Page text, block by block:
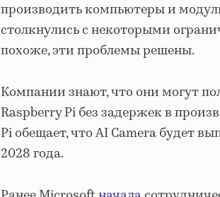
производить компьютеры и
столкнулись с некоторыми
похоже, эти проблемы решены.
Компании знают, что они могут
Raspberry Pi без задержек в
Pi обещает, что AI Camera будет
2028 года.